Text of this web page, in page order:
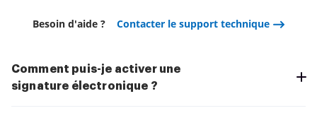
Besoin d'aide ? Contacter le support technique
Comment puis-je activer une
signature électronique ?